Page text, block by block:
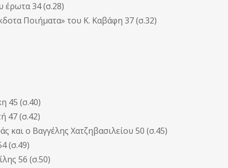
έρωτα 34 (σ.28)
Ποιήματα» του Κ. Καβάφη 37 (σ.32)
45 (σ.40)
47 (σ.42)
ο Βαγγέλης Χατζηβασιλείου 50 (σ.45)
(σ.49)
56 (σ.50)